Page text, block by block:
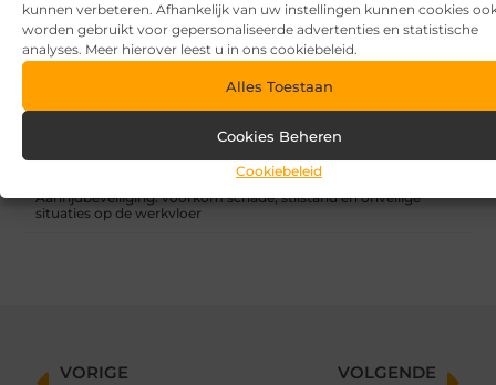
kunnen verbeteren. Afhankelijk van uw instellingen kunnen cookies
worden gebruikt voor gepersonaliseerde advertenties en statistische
analyses. Meer hierover leest u in ons cookiebeleid.
Alles Toestaan
Cookies Beheren
Cookiebeleid
Waar let je op bij het kiezen van een vakantiepark?
Overkapping in fases: zo begin je slim en breid je later uit
Zandbak schoon en diervriendelijk houden
Aanrijdbeveiliging: voorkom schade, stilstand en onveilige
situaties op de werkvloer
VORIGE VOLGENDE